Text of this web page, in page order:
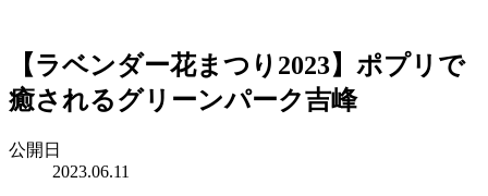
【ラベンダー花まつり2023】ポプリで
癒されるグリーンパーク吉峰
公開日
2023.06.11